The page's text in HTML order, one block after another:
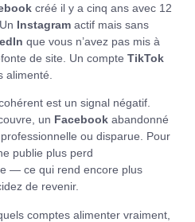
créé il y a cinq ans avec 12
Instagram actif mais sans
que vous n’avez pas mis à
de site. Un compte TikTok
alimenté.
est un signal négatif.
un Facebook abandonné
ou disparue. Pour
publie plus perd
— ce qui rend encore plus
de revenir.
comptes alimenter vraiment,